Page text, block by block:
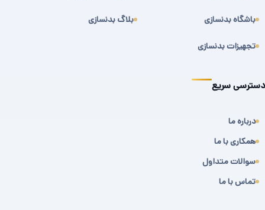
باشگاه بدنسازی
تجهیزات بدنسازی
بلاگ بدنسازی
دسترسی سریع
درباره ما
همکاری با ما
سوالات متداول
تماس با ما